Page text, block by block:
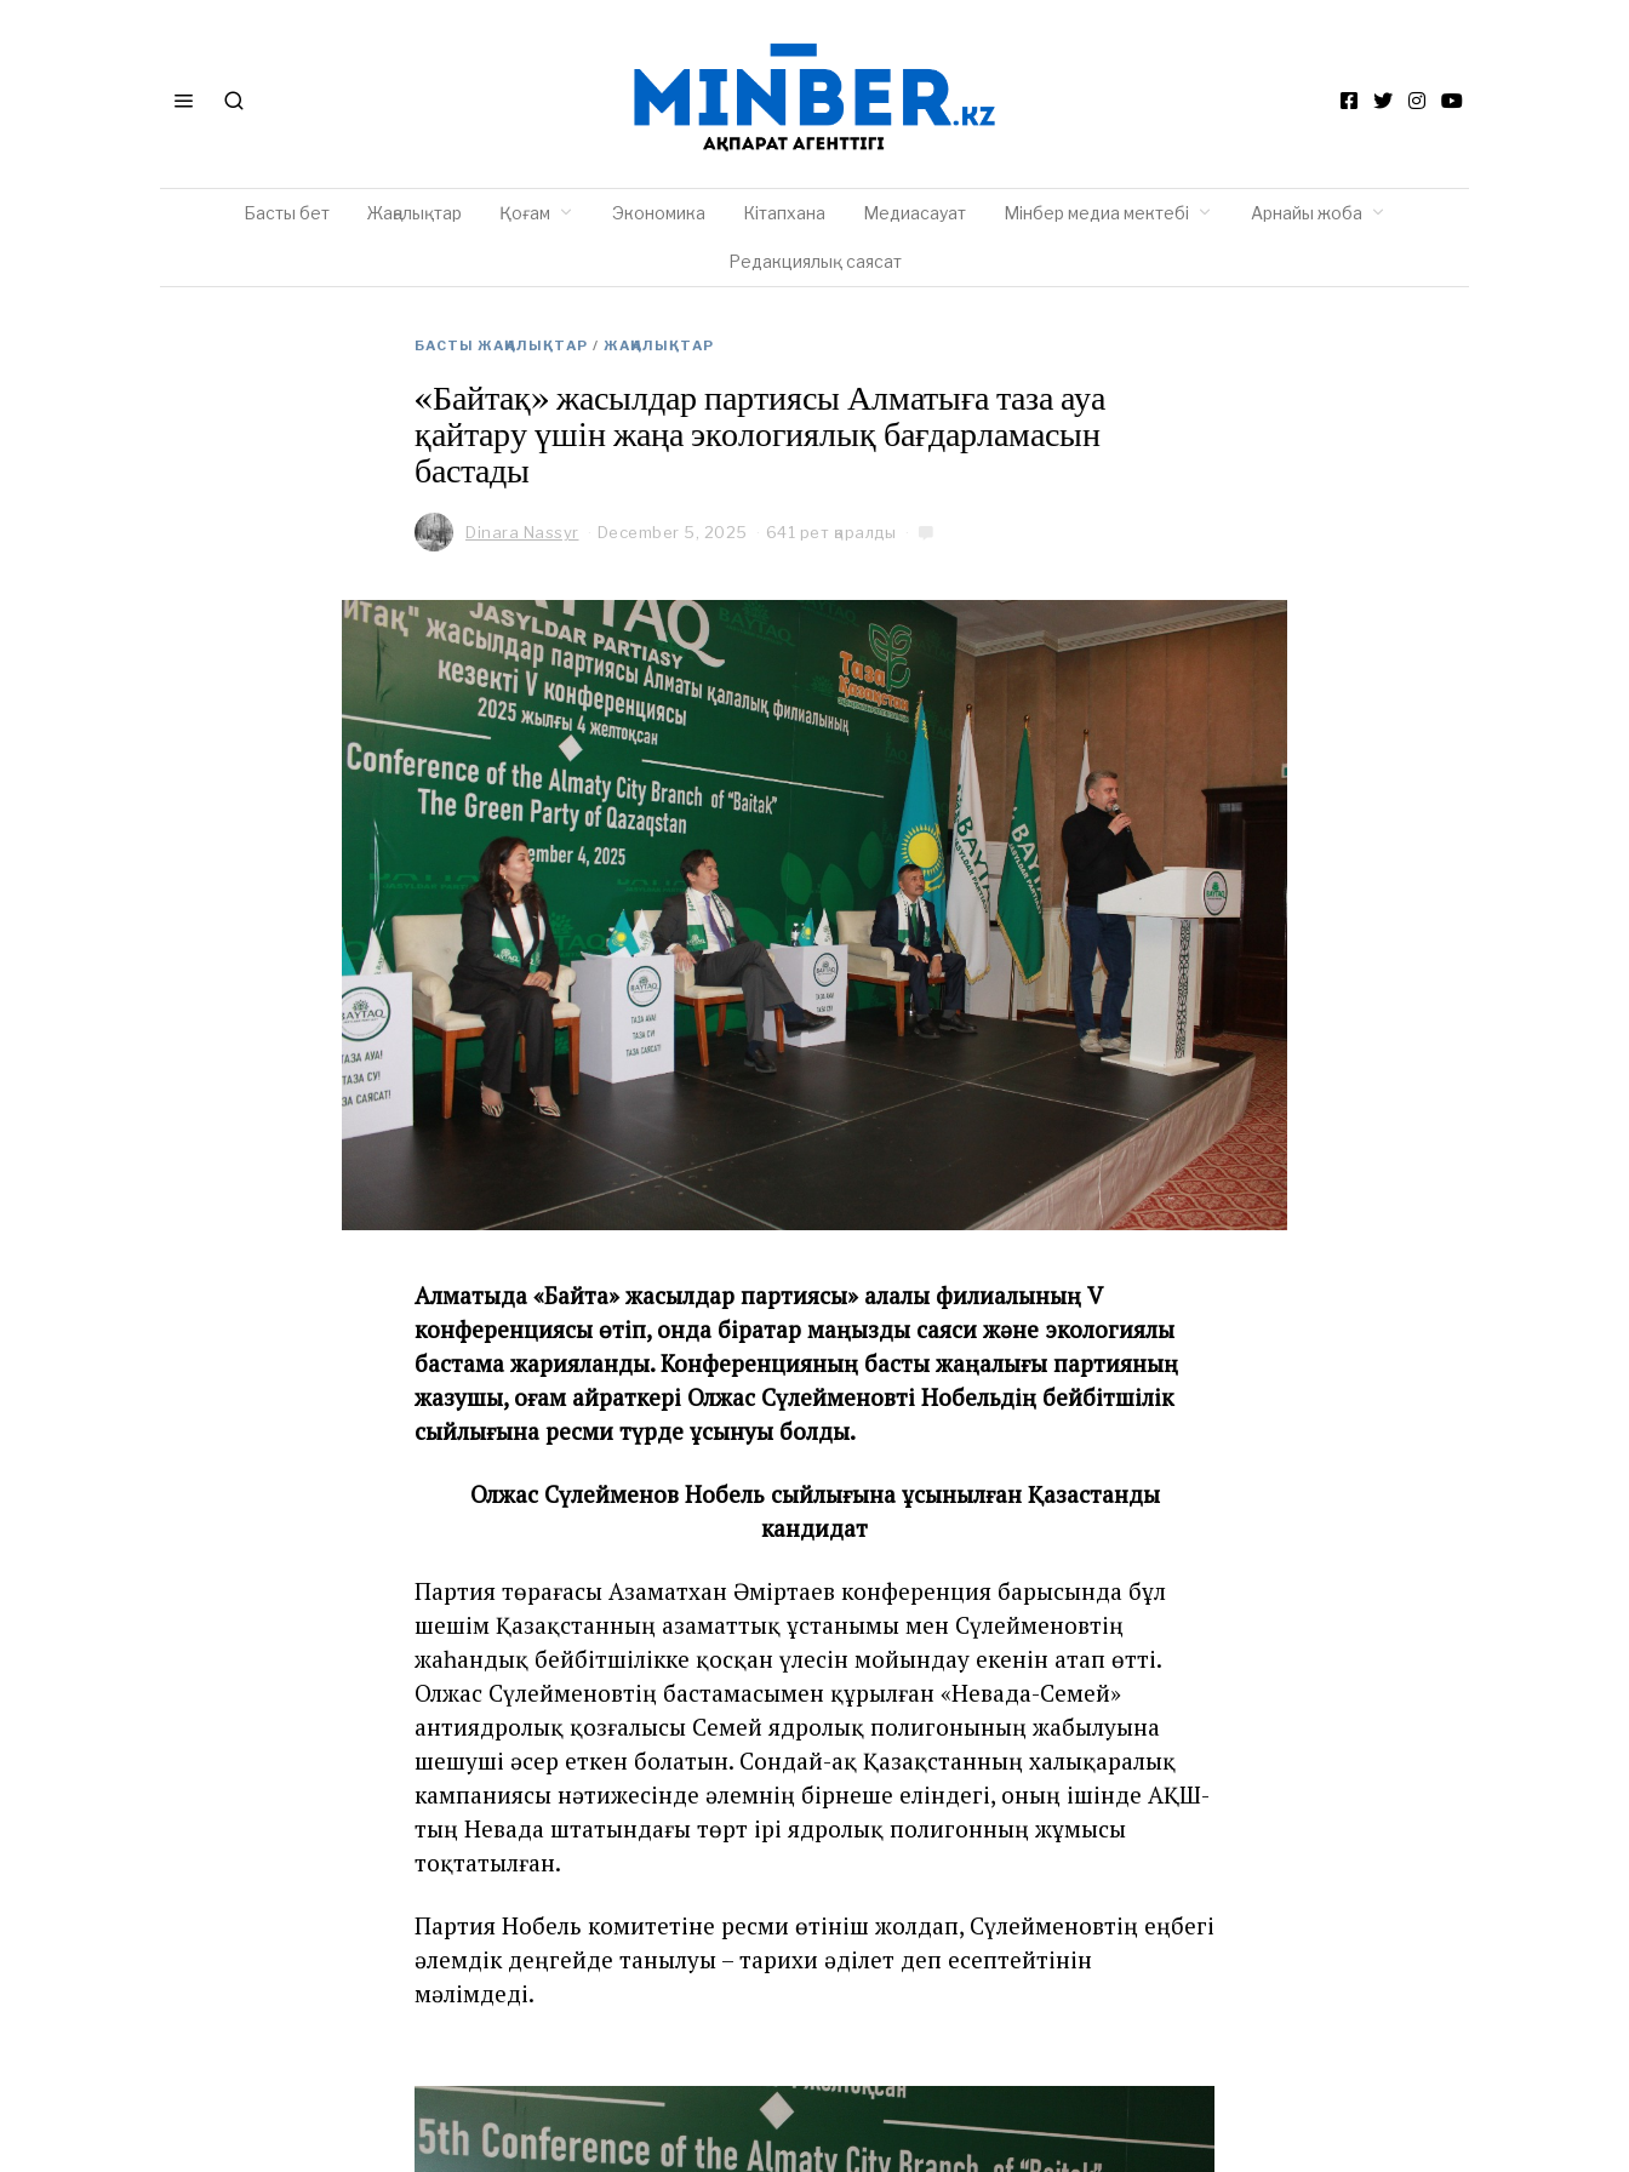
Басты бет Жаңалықтар Қоғам Экономика Кітапхана Медиасауат Мінбер медиа мектебі Арнайы жоба
Редакциялық саясат
БАСТЫ ЖАҢАЛЫҚТАР / ЖАҢАЛЫҚТАР
«Байтақ» жасылдар партиясы Алматыға таза ауа
қайтару үшін жаңа экологиялық бағдарламасын
бастады
Dinara Nassyr December 5, 2025 641 рет қаралды
Алматыда «Байтақ» жасылдар партиясы» қалалық филиалының V
конференциясы өтіп, онда бірқатар маңызды саяси және экологиялық
бастама жарияланды. Конференцияның басты жаңалығы партияның
жазушы, қоғам қайраткері Олжас Сүлейменовті Нобельдің бейбітшілік
сыйлығына ресми түрде ұсынуы болды.
Олжас Сүлейменов Нобель сыйлығына ұсынылған Қазақстандық
кандидат
Партия төрағасы Азаматхан Әміртаев конференция барысында бұл
шешім Қазақстанның азаматтық ұстанымы мен Сүлейменовтің
жаһандық бейбітшілікке қосқан үлесін мойындау екенін атап өтті.
Олжас Сүлейменовтің бастамасымен құрылған «Невада-Семей»
антиядролық қозғалысы Семей ядролық полигонының жабылуына
шешуші әсер еткен болатын. Сондай-ақ Қазақстанның халықаралық
кампаниясы нәтижесінде әлемнің бірнеше еліндегі, оның ішінде АҚШ-
тың Невада штатындағы төрт ірі ядролық полигонның жұмысы
тоқтатылған.
Партия Нобель комитетіне ресми өтініш жолдап, Сүлейменовтің еңбегі
әлемдік деңгейде танылуы – тарихи әділет деп есептейтінін
мәлімдеді.